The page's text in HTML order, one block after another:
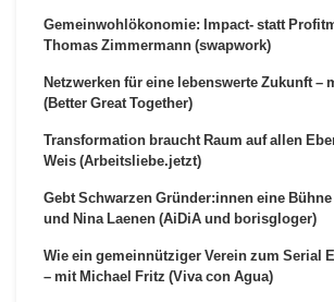
Gemeinwohlökonomie: Impact- statt
Thomas Zimmermann (swapwork)
Netzwerken für eine lebenswerte Zukunft –
(Better Great Together)
Transformation braucht Raum auf allen
Weis (Arbeitsliebe.jetzt)
Gebt Schwarzen Gründer:innen eine
und Nina Laenen (AiDiA und borisgloger)
Wie ein gemeinnütziger Verein zum Serial
– mit Michael Fritz (Viva con Agua)